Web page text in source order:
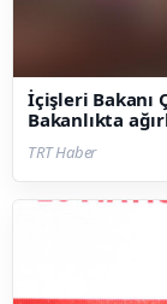
İçişleri Bakanı
Bakanlıkta
TRT Haber